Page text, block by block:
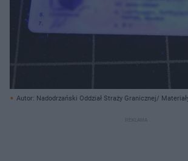
Autor: Nadodrzański Oddział Straży Granicznej/